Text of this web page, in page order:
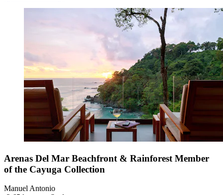
Arenas Del Mar Beachfront & Rainforest Member
of the Cayuga Collection
Manuel Antonio